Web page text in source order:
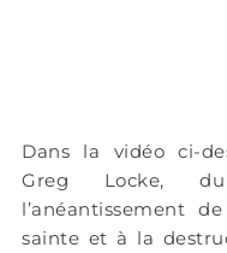
Dans la vidéo ci-
Greg Locke,
l’anéantissement
sainte et à la